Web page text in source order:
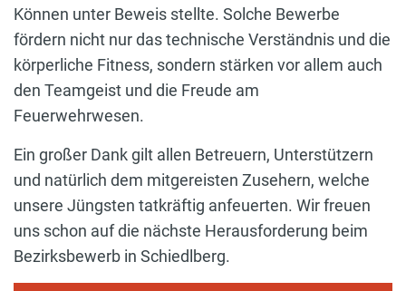
Können unter Beweis stellte. Solche Bewerbe
fördern nicht nur das technische Verständnis und die
körperliche Fitness, sondern stärken vor allem auch
den Teamgeist und die Freude am
Feuerwehrwesen.
Ein großer Dank gilt allen Betreuern, Unterstützern
und natürlich dem mitgereisten Zusehern, welche
unsere Jüngsten tatkräftig anfeuerten. Wir freuen
uns schon auf die nächste Herausforderung beim
Bezirksbewerb in Schiedlberg.